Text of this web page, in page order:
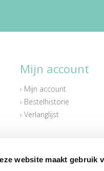
website maakt gebruik
Mijn account
› Mijn account
› Bestelhistorie
› Verlanglijst
Over Trendyard